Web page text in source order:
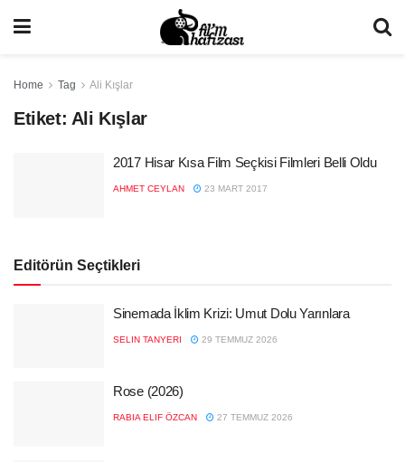
Home Tag Ali Kışlar
Etiket: Ali Kışlar
2017 Hisar Kısa Film Seçkisi Filmleri Belli Oldu
AHMET CEYLAN 23 MART 2017
Editörün Seçtikleri
Sinemada İklim Krizi: Umut Dolu Yarınlara
SELIN TANYERI 29 TEMMUZ 2026
Rose (2026)
RABIA ELIF ÖZCAN 27 TEMMUZ 2026